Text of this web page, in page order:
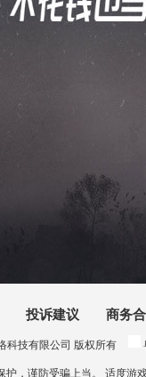
投诉建议 商务
科技有限公司 版权所有
，谨防受骗上当。 适度游